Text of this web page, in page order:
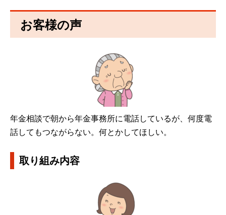
お客様の声
年金相談で朝から年金事務所に電話しているが、何度電
話してもつながらない。何とかしてほしい。
取り組み内容